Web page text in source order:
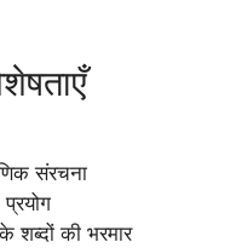
संरचना
शब्दों की भरमार